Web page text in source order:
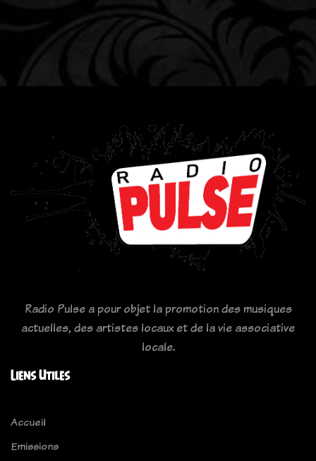
Radio Pulse a pour objet la promotion des musiques
actuelles, des artistes locaux et de la vie associative
locale.
Liens Utiles
Accueil
Emissions